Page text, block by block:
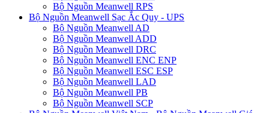
Bộ Nguồn Meanwell RPS
Bộ Nguồn Meanwell Sạc Ắc Quy - UPS
Bộ Nguồn Meanwell AD
Bộ Nguồn Meanwell ADD
Bộ Nguồn Meanwell DRC
Bộ Nguồn Meanwell ENC ENP
Bộ Nguồn Meanwell ESC ESP
Bộ Nguồn Meanwell LAD
Bộ Nguồn Meanwell PB
Bộ Nguồn Meanwell SCP